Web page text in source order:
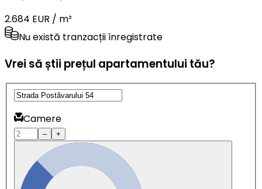
2.684 EUR / m²
Nu există tranzacții înregistrate
Vrei să știi prețul apartamentului tău?
Camere
– +